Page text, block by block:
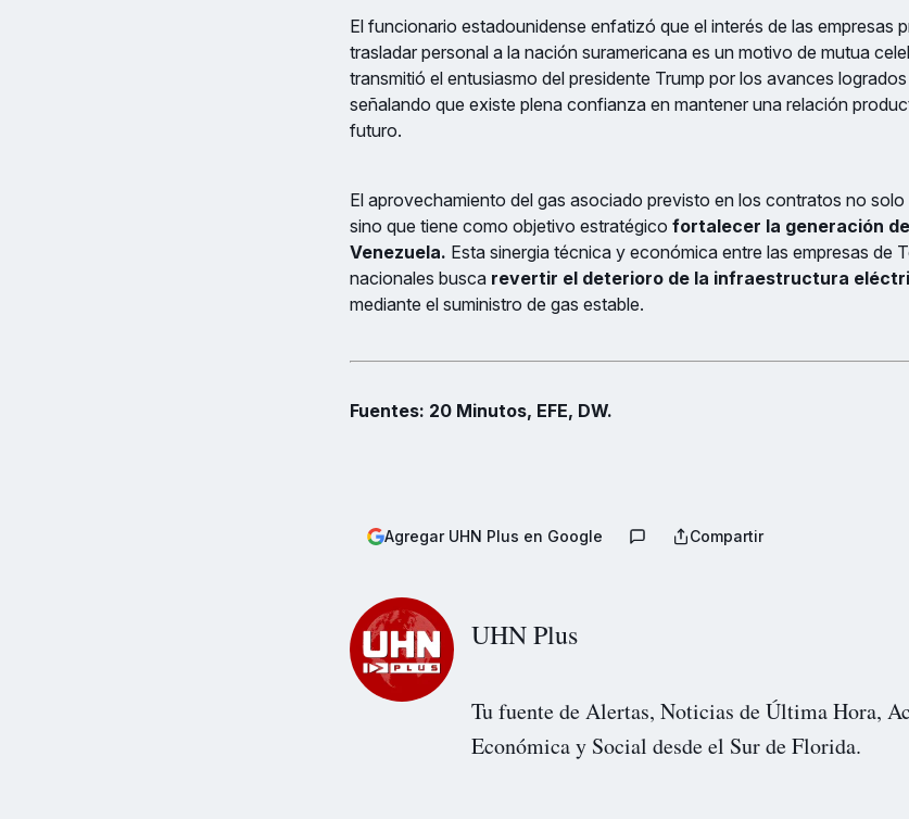
El funcionario estadounidense enfatizó que el interés de las empresas
trasladar personal a la nación suramericana es un motivo de mutua
transmitió el entusiasmo del presidente Trump por los avances logrados
señalando que existe plena confianza en mantener una relación
futuro.
El aprovechamiento del gas asociado previsto en los contratos no solo
sino que tiene como objetivo estratégico fortalecer la generación
Venezuela. Esta sinergia técnica y económica entre las empresas de
nacionales busca revertir el deterioro de la infraestructura
mediante el suministro de gas estable.
Fuentes: 20 Minutos, EFE, DW.
Agregar UHN Plus en Google Compartir
UHN Plus
Tu fuente de Alertas, Noticias de Última Hora,
Económica y Social desde el Sur de Florida.